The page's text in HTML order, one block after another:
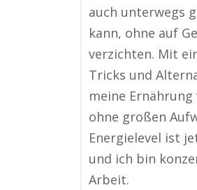
auch unterwegs
kann, ohne auf
verzichten. Mit
Tricks und
meine
ohne großen
Energielevel ist
und ich bin
Arbeit.